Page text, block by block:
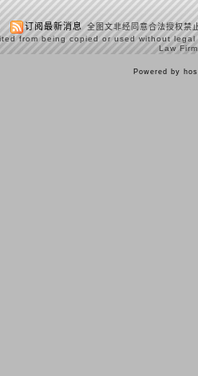
订阅最新消息 全图文非经同意合法授权禁
from being copied or used without
Law
Powered by